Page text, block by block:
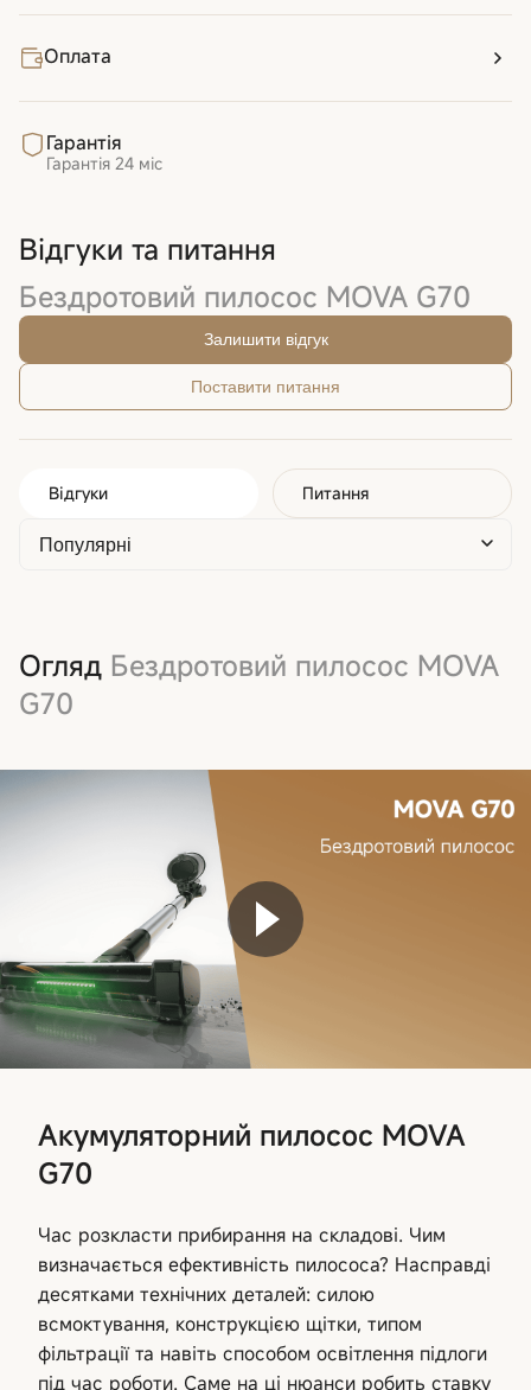
Оплата
Гарантія
Гарантія 24 міс
Відгуки та питання
Бездротовий пилосос MOVA G70
Залишити відгук
Поставити питання
Відгуки Питання
Огляд Бездротовий пилосос MOVA
G70
Акумуляторний пилосос MOVA
G70
Час розкласти прибирання на складові. Чим
визначається ефективність пилососа? Насправді
десятками технічних деталей: силою
всмоктування, конструкцією щітки, типом
фільтрації та навіть способом освітлення підлоги
під час роботи. Саме на ці нюанси робить ставку